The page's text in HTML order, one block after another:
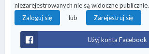
niezarejestrowanych nie są widoczne publicznie.
Zaloguj się
lub Zarejestruj się
Użyj konta Facebook